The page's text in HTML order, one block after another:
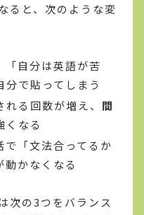
ると、次のような変
自分は英語が苦
で貼ってしまう
る回数が増え、 間
くなる
で「文法合ってるか
動かなくなる
次の3つをバランス